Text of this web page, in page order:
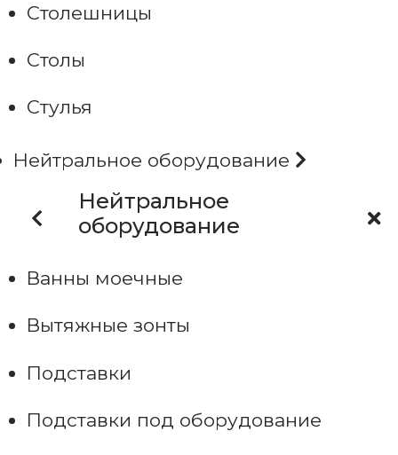
Столешницы
Столы
Стулья
Нейтральное оборудование
Нейтральное
оборудование
Ванны моечные
Вытяжные зонты
Подставки
Подставки под оборудование